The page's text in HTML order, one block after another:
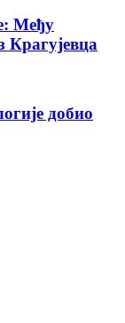
Међу
добио